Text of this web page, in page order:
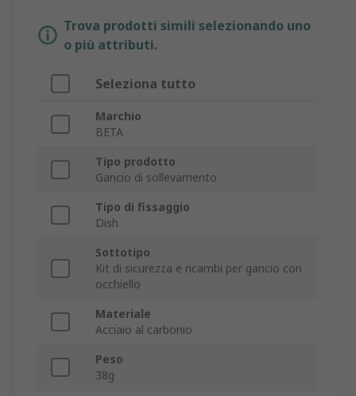
Trova prodotti simili selezionando uno
o più attributi.
Seleziona tutto
Marchio
BETA
Tipo prodotto
Gancio di sollevamento
Tipo di fissaggio
Dish
Sottotipo
Kit di sicurezza e ricambi per gancio con
occhiello
Materiale
Acciaio al carbonio
Peso
38g